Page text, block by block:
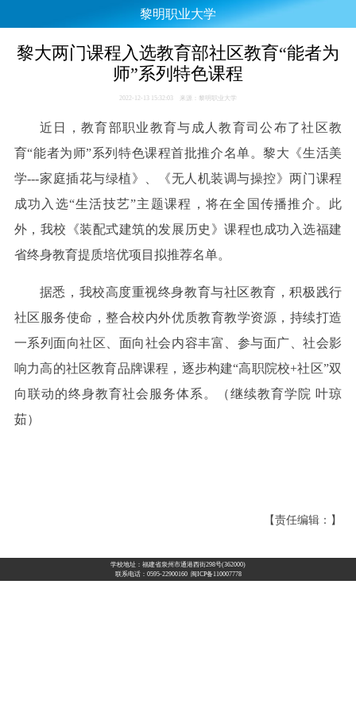
黎明职业大学
黎大两门课程入选教育部社区教育“能者为
师”系列特色课程
2022-12-13 15:32:03 来源：黎明职业大学
近日，教育部职业教育与成人教育司公布了社区教
育“能者为师”系列特色课程首批推介名单。黎大《生活美
学---家庭插花与绿植》、《无人机装调与操控》两门课程
成功入选“生活技艺”主题课程，将在全国传播推介。此
外，我校《装配式建筑的发展历史》课程也成功入选福建
省终身教育提质培优项目拟推荐名单。
据悉，我校高度重视终身教育与社区教育，积极践行
社区服务使命，整合校内外优质教育教学资源，持续打造
一系列面向社区、面向社会内容丰富、参与面广、社会影
响力高的社区教育品牌课程，逐步构建“高职院校+社区”双
向联动的终身教育社会服务体系。
（继续教育学院 叶琼
茹）
【责任编辑：】
学校地址：福建省泉州市通港西街298号(362000)
联系电话：0595-22900160 闽ICP备110007778